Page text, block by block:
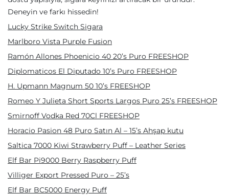
Deneyin ve farkı hissedin!
Lucky Strike Switch Sigara
Marlboro Vista Purple Fusion
Ramón Allones Phoenicio 40 20’s Puro FREESHOP
Diplomaticos El Diputado 10’s Puro FREESHOP
H. Upmann Magnum 50 10’s FREESHOP
Romeo Y Julieta Short Sports Largos Puro 25’s FREESHOP
Smirnoff Vodka Red 70Cl FREESHOP
Horacio Pasion 48 Puro Satın Al – 15’s Ahşap kutu
Saltica 7000 Kiwi Strawberry Puff – Leather Series
Elf Bar Pi9000 Berry Raspberry Puff
Villiger Export Pressed Puro – 25’s
Elf Bar BC5000 Energy Puff